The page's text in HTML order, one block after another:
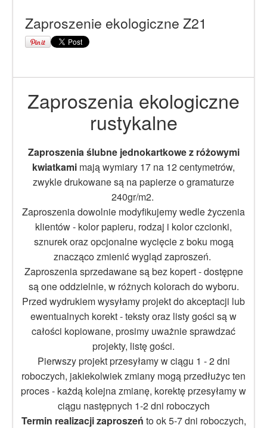
Zaproszenie ekologiczne Z21
Zaproszenia ekologiczne
rustykalne
Zaproszenia ślubne jednokartkowe z różowymi
kwiatkami mają wymiary 17 na 12 centymetrów,
zwykle drukowane są na papierze o gramaturze
240gr/m2.
Zaproszenia dowolnie modyfikujemy wedle życzenia
klientów - kolor papieru, rodzaj i kolor czcionki,
sznurek oraz opcjonalne wycięcie z boku mogą
znacząco zmienić wygląd zaproszeń.
Zaproszenia sprzedawane są bez kopert - dostępne
są one oddzielnie, w różnych kolorach do wyboru.
Przed wydrukiem wysyłamy projekt do akceptacji lub
ewentualnych korekt - teksty oraz listy gości są w
całości kopiowane, prosimy uważnie sprawdzać
projekty, listę gości.
Pierwszy projekt przesyłamy w ciągu 1 - 2 dni
roboczych, jakiekolwiek zmiany mogą przedłużyc ten
proces - każdą kolejna zmianę, korektę przesyłamy w
ciągu następnych 1-2 dni roboczych
Termin realizacji zaproszeń to ok 5-7 dni roboczych,